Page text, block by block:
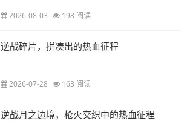
2026-08-03 198 阅读
逆战碎片，拼凑出的热血征程
2026-07-28 163 阅读
逆战月之边境，枪火交织中的热血征程